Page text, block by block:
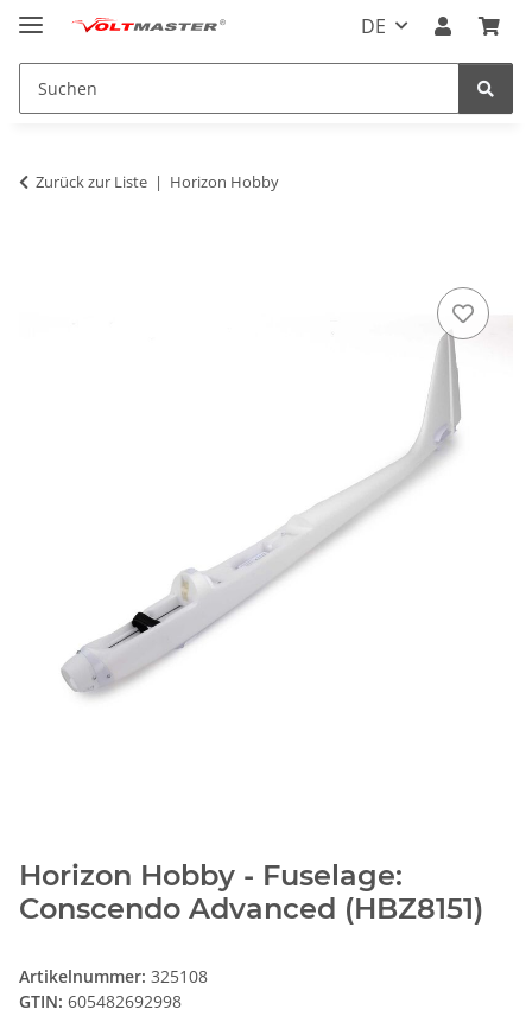
DE
Zurück zur Liste Horizon Hobby
Horizon Hobby - Fuselage:
Conscendo Advanced (HBZ8151)
Artikelnummer: 325108
GTIN: 605482692998